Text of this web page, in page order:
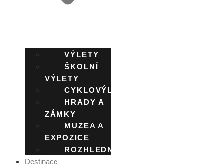
VÝLETY
ŠKOLNÍ
VÝLETY
CYKLOVÝLETY
HRADY A
ZÁMKY
MUZEA A
EXPOZICE
ROZHLEDNY
Destinace